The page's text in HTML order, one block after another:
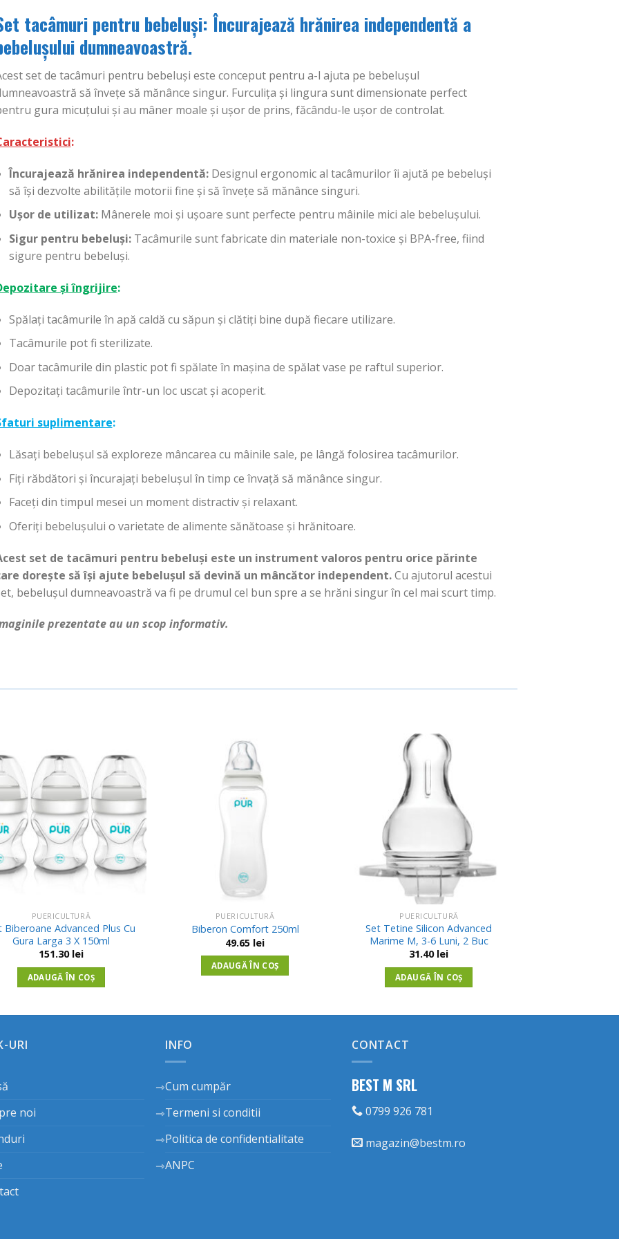
tacâmuri pentru bebeluși: Încurajează hrănirea independentă a
dumneavoastră.
set de tacâmuri pentru bebeluși este conceput pentru a-l ajuta pe bebelușul
să învețe să mănânce singur. Furculița și lingura sunt dimensionate perfect
gura micuțului și au mâner moale și ușor de prins, făcându-le ușor de controlat.
:
Încurajează hrănirea independentă: Designul ergonomic al tacâmurilor îi ajută pe bebeluși
să își dezvolte abilitățile motorii fine și să învețe să mănânce singuri.
Ușor de utilizat: Mânerele moi și ușoare sunt perfecte pentru mâinile mici ale bebelușului.
Sigur pentru bebeluși: Tacâmurile sunt fabricate din materiale non-toxice și BPA-free, fiind
sigure pentru bebeluși.
și îngrijire:
Spălați tacâmurile în apă caldă cu săpun și clătiți bine după fiecare utilizare.
Tacâmurile pot fi sterilizate.
Doar tacâmurile din plastic pot fi spălate în mașina de spălat vase pe raftul superior.
Depozitați tacâmurile într-un loc uscat și acoperit.
suplimentare:
Lăsați bebelușul să exploreze mâncarea cu mâinile sale, pe lângă folosirea tacâmurilor.
Fiți răbdători și încurajați bebelușul în timp ce învață să mănânce singur.
Faceți din timpul mesei un moment distractiv și relaxant.
Oferiți bebelușului o varietate de alimente sănătoase și hrănitoare.
set de tacâmuri pentru bebeluși este un instrument valoros pentru orice părinte
dorește să își ajute bebelușul să devină un mâncător independent.Cu ajutorul acestui
bebelușul dumneavoastră va fi pe drumul cel bun spre a se hrăni singur în cel mai scurt timp.
prezentate au un scop informativ.
Adauga
Wishlist
PUERICULTURĂ
Biberoane Advanced Plus Cu
Gura Larga 3 X 150ml
151.30 lei
ADAUGĂ ÎN COȘ
PUERICULTURĂ
Biberon Comfort 250ml
49.65 lei
ADAUGĂ ÎN COȘ
PUERICULTURĂ
Set Tetine Silicon Advanced
Marime M, 3-6 Luni, 2 Buc
31.40 lei
ADAUGĂ ÎN COȘ
URI
noi
INFO
Cum cumpăr
Termeni si conditii
Politica de confidentialitate
ANPC
CONTACT
BEST M SRL
0799 926 781
magazin@bestm.ro